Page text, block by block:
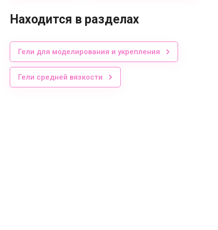
Находится в разделах
Гели для моделирования и укрепления
Гели средней вязкости